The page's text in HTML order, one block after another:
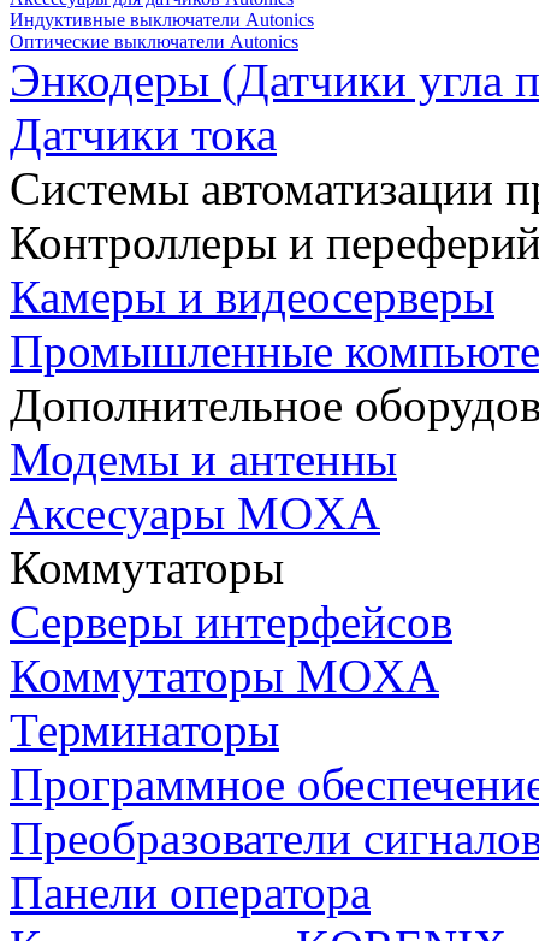
Индуктивные выключатели Autonics
Оптические выключатели Autonics
Энкодеры (Датчики угла
Датчики тока
Системы автоматизации
Контроллеры и
Камеры и видеосерверы
Промышленные
Дополнительное
Модемы и антенны
Аксесуары MOXA
Коммутаторы
Серверы интерфейсов
Коммутаторы MOXA
Терминаторы
Программное
Преобразователи
Панели оператора